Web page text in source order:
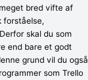
bred vifte af
forståelse,
skal du som
end bare et godt
grund vil du også
som Trello